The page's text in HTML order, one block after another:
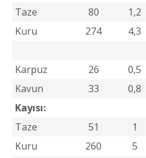
Taze
80 1,2
Kuru
274 4,3
Karpuz 26 0,5
Kavun
33 0,8
Kayısı:
Taze
51 1
Kuru
260 5